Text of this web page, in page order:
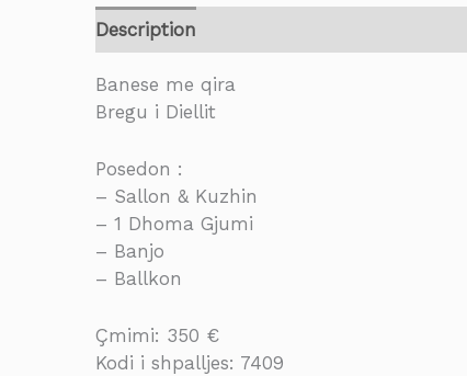
Description
Banese me qira
Bregu i Diellit
Posedon :
– Sallon & Kuzhin
– 1 Dhoma Gjumi
– Banjo
– Ballkon
Çmimi: 350 €
Kodi i shpalljes: 7409